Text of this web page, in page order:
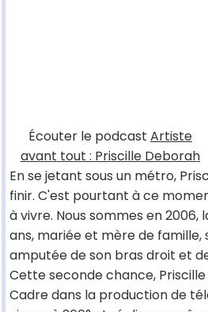
Écouter le podcast Artiste
avant tout : Priscille Deborah
En se jetant sous un métro,
finir. C'est pourtant à ce
à vivre. Nous sommes en 2006,
ans, mariée et mère de famille,
amputée de son bras droit et
Cette seconde chance,
Cadre dans la production de